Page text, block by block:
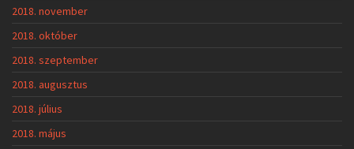
2018. november
2018. október
2018. szeptember
2018. augusztus
2018. július
2018. május